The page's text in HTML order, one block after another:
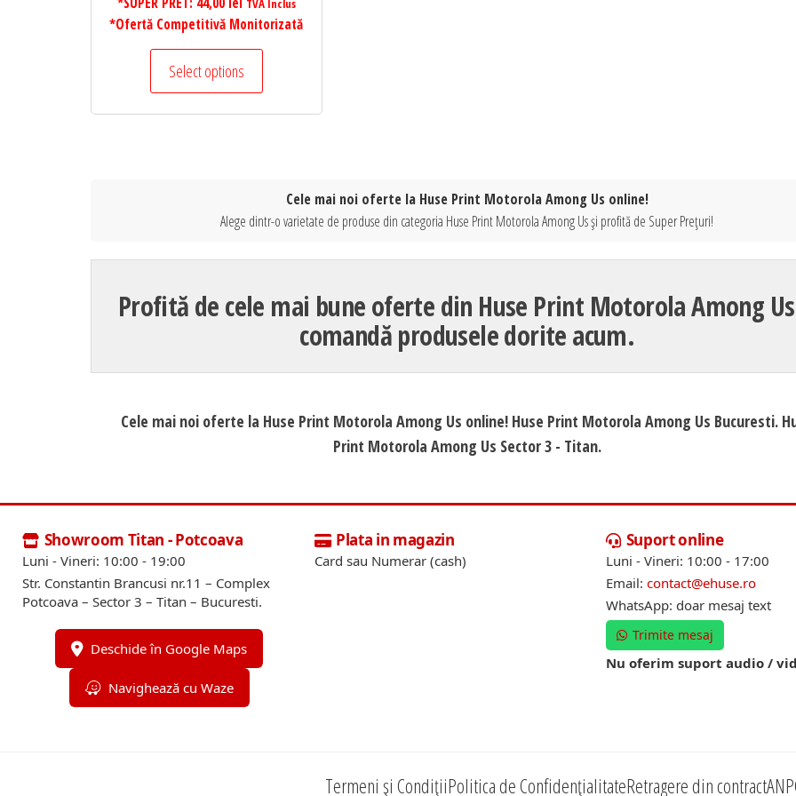
*Ofertă Competitivă Monitorizată
Select options
Cele mai noi oferte la Huse Print Motorola Among Us online!
Alege dintr-o varietate de produse din categoria Huse Print Motorola Among Us și profită de Super Prețuri!
Profită de cele mai bune oferte din Huse Print Motorola Among
comandă produsele dorite acum.
Cele mai noi oferte la Huse Print Motorola Among Us online! Huse Print Motorola Among Us Bucuresti.
Print Motorola Among Us Sector 3 - Titan.
Showroom Titan - Potcoava
Luni - Vineri: 10:00 - 19:00
Str. Constantin Brancusi nr.11 – Complex
Potcoava – Sector 3 – Titan – Bucuresti.
Deschide în Google Maps
Navighează cu Waze
Plata in magazin
Card sau Numerar (cash)
Suport online
Luni - Vineri: 10:00 - 17:00
Email: contact@ehuse.ro
WhatsApp: doar mesaj text
Trimite mesaj
Nu oferim suport audio /
Termeni și CondițiiPolitica de ConfidențialitateRetragere din contract